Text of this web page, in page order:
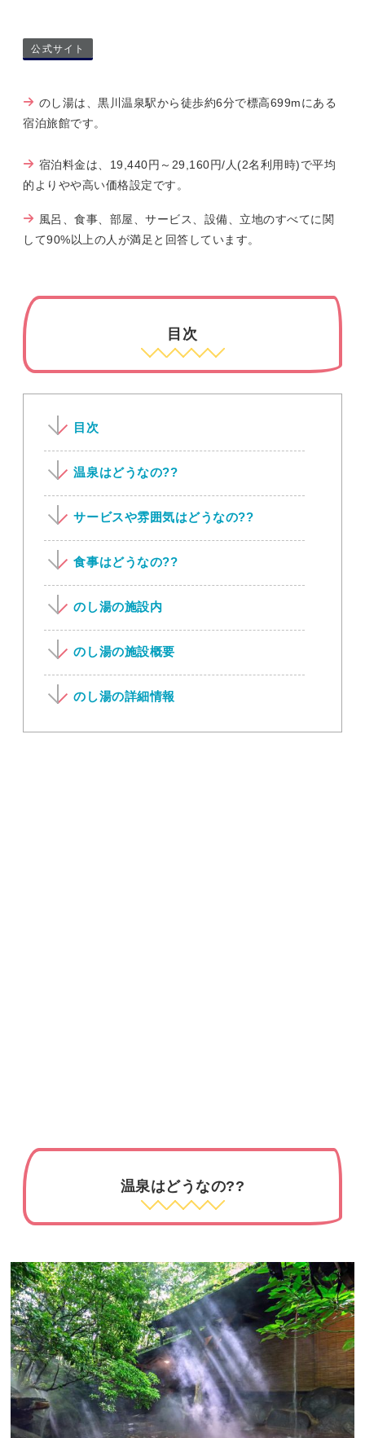
公式サイト
のし湯は、黒川温泉駅から徒歩約6分で標高699mにある
宿泊旅館です。
宿泊料金は、19,440円～29,160円/人(2名利用時)で平均
的よりやや高い価格設定です。
風呂、食事、部屋、サービス、設備、立地のすべてに関
して90%以上の人が満足と回答しています。
目次
目次
温泉はどうなの??
サービスや雰囲気はどうなの??
食事はどうなの??
のし湯の施設内
のし湯の施設概要
のし湯の詳細情報
温泉はどうなの??